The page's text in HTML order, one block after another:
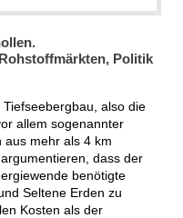
Politik
also die
allem sogenannter
aus mehr als 4 km
dass der
benötigte
Seltene Erden zu
Kosten als der